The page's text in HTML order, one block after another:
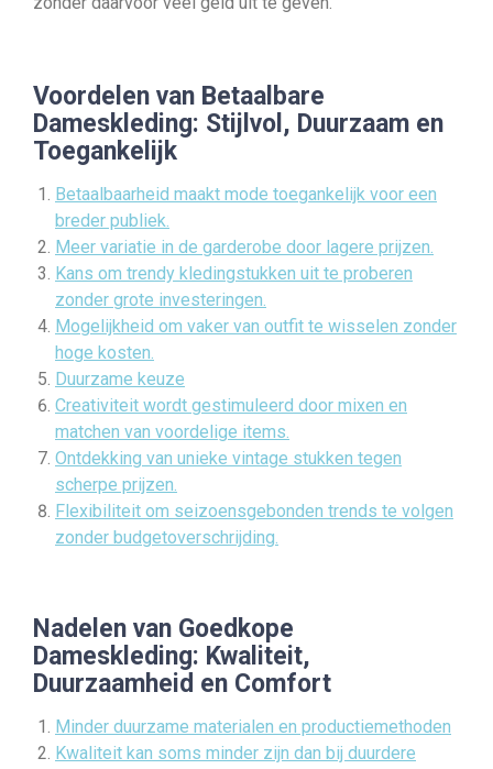
Voordelen van Betaalbare
Dameskleding: Stijlvol, Duurzaam en
Toegankelijk
Betaalbaarheid maakt mode toegankelijk voor een
breder publiek.
Meer variatie in de garderobe door lagere prijzen.
Kans om trendy kledingstukken uit te proberen
zonder grote investeringen.
Mogelijkheid om vaker van outfit te wisselen zonder
hoge kosten.
Duurzame keuze
Creativiteit wordt gestimuleerd door mixen en
matchen van voordelige items.
Ontdekking van unieke vintage stukken tegen
scherpe prijzen.
Flexibiliteit om seizoensgebonden trends te volgen
zonder budgetoverschrijding.
Nadelen van Goedkope
Dameskleding: Kwaliteit,
Duurzaamheid en Comfort
Minder duurzame materialen en productiemethoden
Kwaliteit kan soms minder zijn dan bij duurdere